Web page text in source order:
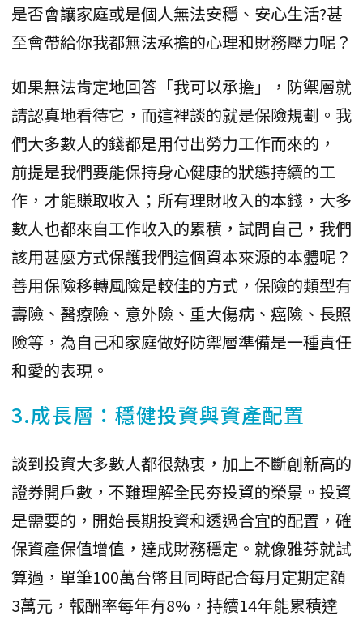
是否會讓家庭或是個人無法安穩、安心生活?甚
至會帶給你我都無法承擔的心理和財務壓力呢？
如果無法肯定地回答「我可以承擔」，防禦層就
請認真地看待它，而這裡談的就是保險規劃。我
們大多數人的錢都是用付出勞力工作而來的，
前提是我們要能保持身心健康的狀態持續的工
作，才能賺取收入；所有理財收入的本錢，大多
數人也都來自工作收入的累積，試問自己，我們
該用甚麼方式保護我們這個資本來源的本體呢？
善用保險移轉風險是較佳的方式，保險的類型有
壽險、醫療險、意外險、重大傷病、癌險、長照
險等，為自己和家庭做好防禦層準備是一種責任
和愛的表現。
3.成長層：穩健投資與資產配置
談到投資大多數人都很熱衷，加上不斷創新高的
證券開戶數，不難理解全民夯投資的榮景。投資
是需要的，開始長期投資和透過合宜的配置，確
保資產保值增值，達成財務穩定。就像雅芬就試
算過，單筆100萬台幣且同時配合每月定期定額
3萬元，報酬率每年有8%，持續14年能累積達